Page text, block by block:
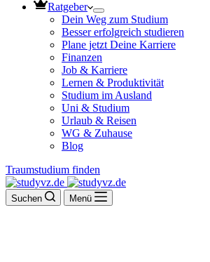
Ratgeber
Dein Weg zum Studium
Besser erfolgreich studieren
Plane jetzt Deine Karriere
Finanzen
Job & Karriere
Lernen & Produktivität
Studium im Ausland
Uni & Studium
Urlaub & Reisen
WG & Zuhause
Blog
Traumstudium finden
Suchen Menü